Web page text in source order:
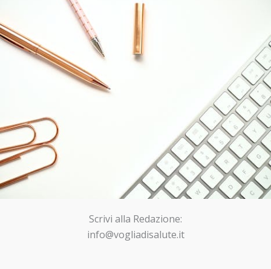
Scrivi alla Redazione:
info@vogliadisalute.it